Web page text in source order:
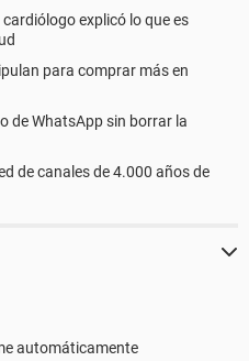
explicó lo que es
para comprar más en
de WhatsApp sin borrar la
de canales de 4.000 años de
automáticamente